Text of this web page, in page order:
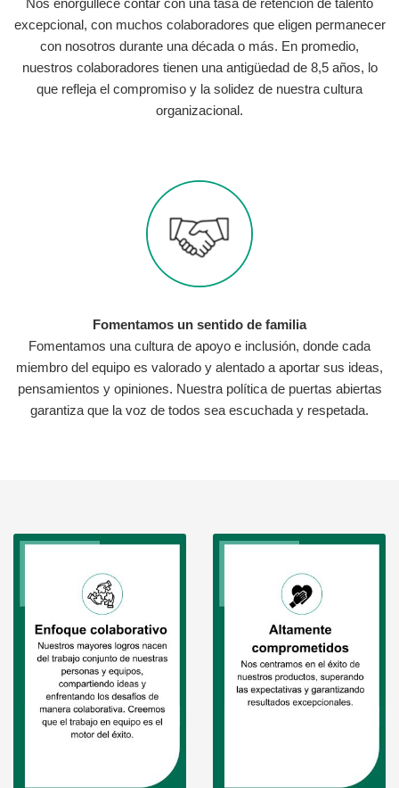
excepcional, con muchos colaboradores que eligen permanecer
con nosotros durante una década o más. En promedio,
nuestros colaboradores tienen una antigüedad de 8,5 años, lo
que refleja el compromiso y la solidez de nuestra cultura
organizacional.
Fomentamos un sentido de familia
Fomentamos una cultura de apoyo e inclusión, donde cada
miembro del equipo es valorado y alentado a aportar sus ideas,
pensamientos y opiniones. Nuestra política de puertas abiertas
garantiza que la voz de todos sea escuchada y respetada.